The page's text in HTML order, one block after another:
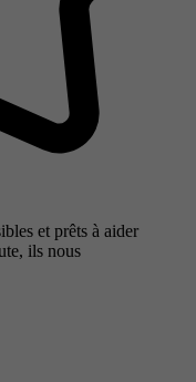
et prêts à aider
ils nous